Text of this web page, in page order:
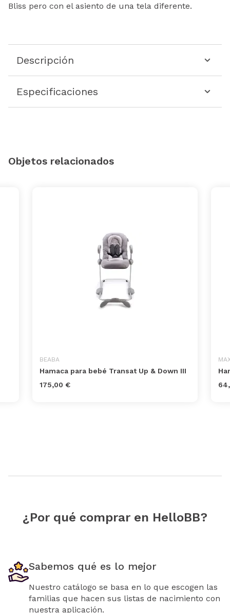
Bliss pero con el asiento de una tela diferente.
Descripción
Especificaciones
Objetos relacionados
BEABA
Hamaca para bebé Transat Up & Down III
175,00 €
¿Por qué comprar en HelloBB?
Sabemos qué es lo mejor
Nuestro catálogo se basa en lo que escogen las
familias que hacen sus listas de nacimiento con
nuestra aplicación.